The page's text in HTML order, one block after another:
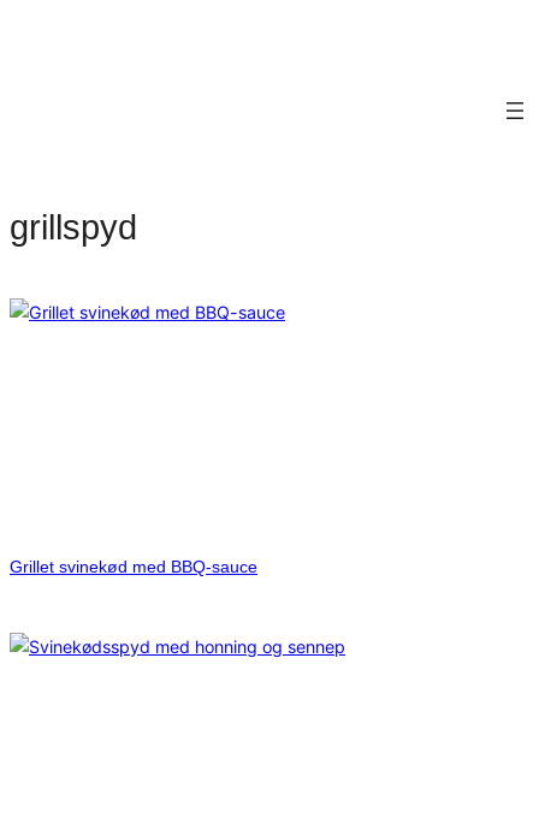
grillspyd
Grillet svinekød med BBQ-sauce